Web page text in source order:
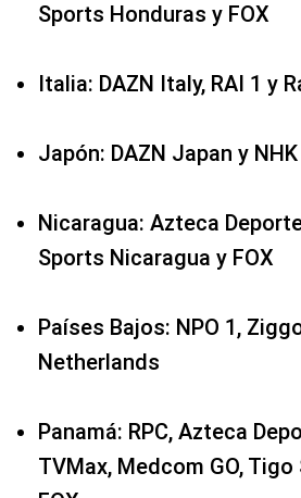
Sports Honduras y FOX
Italia: DAZN Italy, RAI 1 y
Japón: DAZN Japan y
Nicaragua: Azteca
Sports Nicaragua y FOX
Países Bajos: NPO 1,
Netherlands
Panamá: RPC, Azteca
TVMax, Medcom GO,